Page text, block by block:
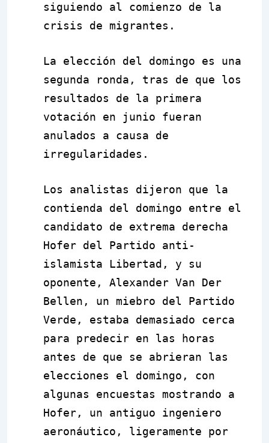
siguiendo al comienzo de la
crisis de migrantes.
La elección del domingo es una
segunda ronda, tras de que los
resultados de la primera
votación en junio fueran
anulados a causa de
irregularidades.
Los analistas dijeron que la
contienda del domingo entre el
candidato de extrema derecha
Hofer del Partido anti-
islamista Libertad, y su
oponente, Alexander Van Der
Bellen, un miebro del Partido
Verde, estaba demasiado cerca
para predecir en las horas
antes de que se abrieran las
elecciones el domingo, con
algunas encuestas mostrando a
Hofer, un antiguo ingeniero
aeronáutico, ligeramente por